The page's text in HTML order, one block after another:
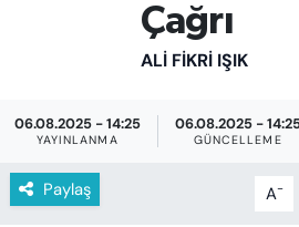
Çağrı
ALI FIKRI IŞIK
06.08.2025 - 14:25
YAYINLANMA
06.08.2025 -
GÜNCELLEME
Paylaş A-
GAZETECİLİĞİNİ GELİŞTİRMEK
FAYDALI BİLGİLER
GÜNDEM
EĞİTİM
Süper Lig Puan Durumu ve
Son Dakika Haberleri
Haber Arşivi